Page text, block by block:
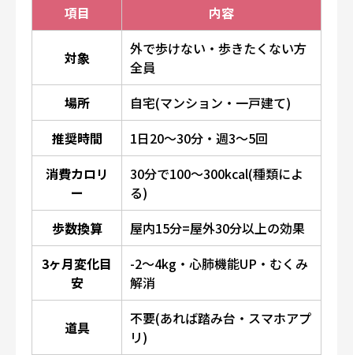
項目 内容
対象
外で歩けない・歩きたくない方
全員
場所
自宅(マンション・一戸建て)
推奨時間
1日20〜30分・週3〜5回
消費カロリ
ー
30分で100〜300kcal(種類によ
る)
歩数換算
屋内15分=屋外30分以上の効果
3ヶ月変化目
安
-2〜4kg・心肺機能UP・むくみ
解消
道具
不要(あれば踏み台・スマホアプ
リ)